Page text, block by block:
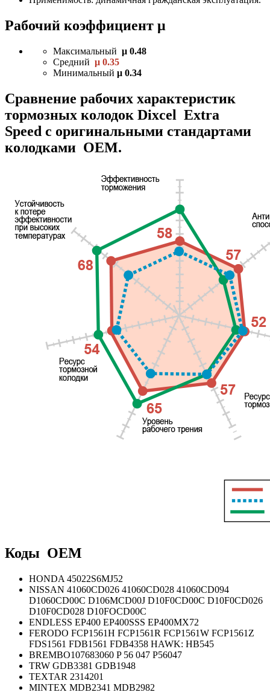
Рабочий коэффициент μ
Максимальный μ 0.48
Средний μ 0.35
Минимальный μ 0.34
Сравнение рабочих характеристик
тормозных колодок Dixcel Extra
Speed с оригинальными стандартами
колодками OEM.
Коды OEM
HONDA 45022S6MJ52
NISSAN 41060CD026 41060CD028 41060CD094
D1060CD00C D106MCD00J D10F0CD00C D10F0CD026
D10F0CD028 D10FOCD00C
ENDLESS EP400 EP400SSS EP400MX72
FERODO FCP1561H FCP1561R FCP1561W FCP1561Z
FDS1561 FDB1561 FDB4358 HAWK: HB545
BREMBO107683060 P 56 047 P56047
TRW GDB3381 GDB1948
TEXTAR 2314201
MINTEX MDB2341 MDB2982